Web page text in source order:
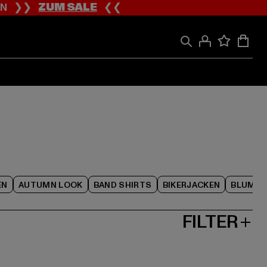
❯❯ZUM SALE❮❮
AUTUMN LOOK BAND SHIRTS BIKERJACKEN
FILTER